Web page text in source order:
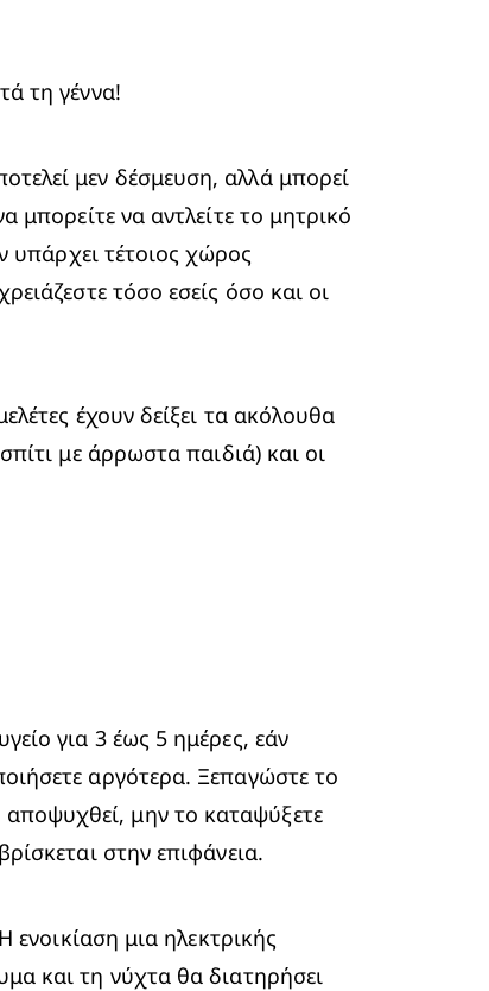
τη γέννα!
μεν δέσμευση, αλλά μπορεί
μπορείτε να αντλείτε το μητρικό
υπάρχει τέτοιος χώρος
τόσο εσείς όσο και οι
έχουν δείξει τα ακόλουθα
με άρρωστα παιδιά) και οι
για 3 έως 5 ημέρες, εάν
αργότερα. Ξεπαγώστε το
μην το καταψύξετε
στην επιφάνεια.
μια ηλεκτρικής
και τη νύχτα θα διατηρήσει